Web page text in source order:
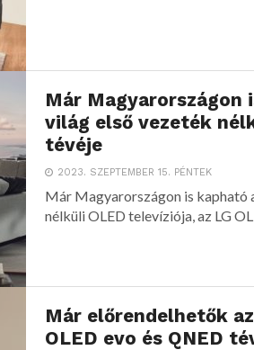
Már Magyarországon
világ első vezeték
tévéje
2023. SZEPTEMBER 15. PÉNTEK
Már Magyarországon is kapható
nélküli OLED televíziója, az LG
Már előrendelhetők
OLED evo és QNED